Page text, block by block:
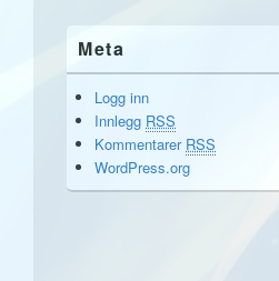
Meta
Logg inn
Innlegg RSS
Kommentarer RSS
WordPress.org